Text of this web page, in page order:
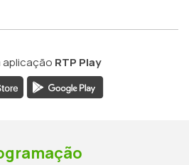
aplicação RTP Play